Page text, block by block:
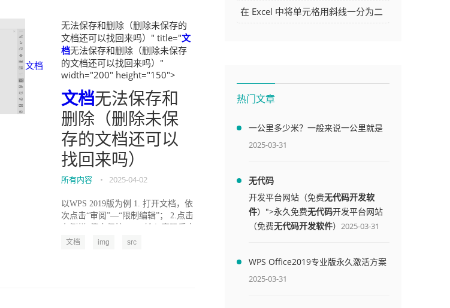
文档
无法保存和删除（删除未保存的
文档还可以找回来吗）" title="文
档无法保存和删除（删除未保存
的文档还可以找回来吗）"
width="200" height="150">
文档无法保存和
删除（删除未保
存的文档还可以
找回来吗）
所有内容 • 2025-04-02
以WPS 2019版为例 1. 打开文档，依
次点击“审阅”—“限制编辑”； 2.点击
击“确定”，取消文档保护即可。...
文档 img src
骤及技巧
在 Excel 中将单元格用斜线一分为二
热门文章
一公里多少米？一般来说一公里就是
1000米
2025-03-31
无代码
开发平台网站（免费无代码开发软
件）">永久免费无代码开发平台网站
（免费无代码开发软件） 2025-03-31
WPS Office2019专业版永久激活方案
(附终身授权序列号)
2025-03-31